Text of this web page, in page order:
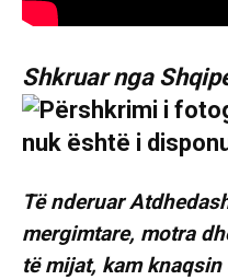
Shkruar nga
Të nderuar
mergimtare, motra
të mijat, kam